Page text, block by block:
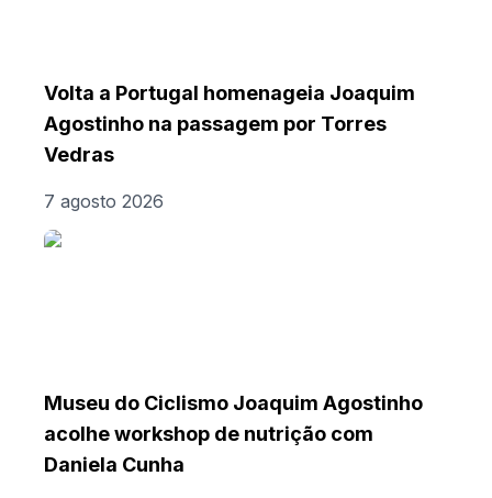
Volta a Portugal homenageia Joaquim
Agostinho na passagem por Torres
Vedras
7 agosto 2026
Museu do Ciclismo Joaquim Agostinho
acolhe workshop de nutrição com
Daniela Cunha